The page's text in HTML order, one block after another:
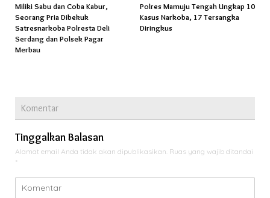
Miliki Sabu dan Coba Kabur,
Seorang Pria Dibekuk
Satresnarkoba Polresta Deli
Serdang dan Polsek Pagar
Merbau
Polres Mamuju Tengah Ungkap 10
Kasus Narkoba, 17 Tersangka
Diringkus
Komentar
Tinggalkan Balasan
Alamat email Anda tidak akan dipublikasikan. Ruas yang wajib ditandai
*